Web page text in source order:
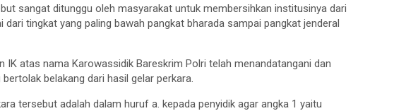
sangat ditunggu oleh masyarakat untuk membersihkan institusinya dari
tingkat yang paling bawah pangkat bharada sampai pangkat jenderal
IK atas nama Karowassidik Bareskrim Polri telah menandatangani dan
belakang dari hasil gelar perkara.
tersebut adalah dalam huruf a. kepada penyidik agar angka 1 yaitu